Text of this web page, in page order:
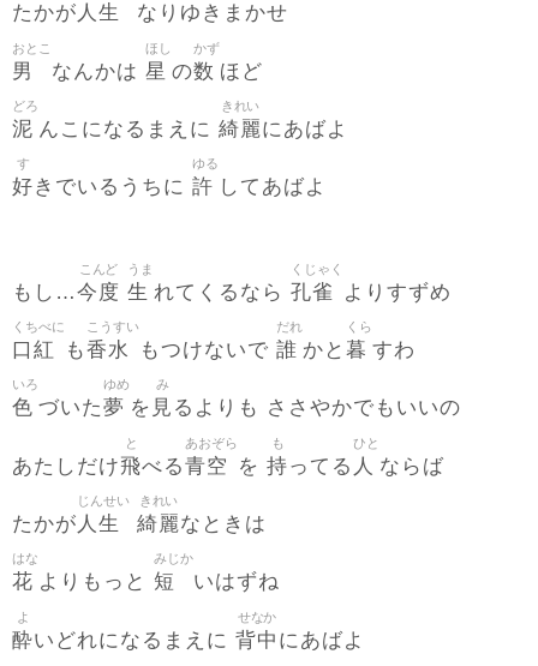
たかが 人生 なりゆきまかせ
男
おとこ
なんかは 星
ほし
の数
かず
ほど
泥
どろ
んこになるまえに 綺麗
きれい
にあばよ
好
す
きでいるうちに 許
ゆる
してあばよ
もし…今度
こんど
生
うま
れてくるなら 孔雀
くじゃく
よりすずめ
口紅
くちべに
も香水
こうすい
もつけないで 誰
だれ
かと 暮
くら
すわ
色
いろ
づいた夢
ゆめ
を 見
み
るよりも ささやかでもいいの
あたしだけ飛
と
べる青空
あおぞら
を 持
も
ってる 人
ひと
ならば
たかが 人生
じんせい
綺麗
きれい
なときは
花
はな
よりもっと 短
みじか
いはずね
酔
よ
いどれになるまえに 背中
せなか
にあばよ